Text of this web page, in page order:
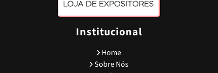
Expositores para Padaria
Expositores para Parafusos
Expositores Supermercado
Fita Dupla Face VHB
Folha Pvc
Loja de Expositores para Loja
Porta Etiqueta Adesiva
Porta Etiqueta de Plastico
Porta Etiqueta Dupla Face
Porta Etiqueta Plástica Transparente
Porta Etiquetas de Gondolas
Institucional
Home
Sobre Nós